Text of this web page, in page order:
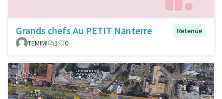
Grands chefs Au PETIT Nanterre
Retenue
TEMIMI
1 0